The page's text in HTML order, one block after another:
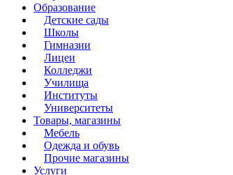
Образование
Детские сады
Школы
Гимназии
Лицеи
Колледжи
Училища
Институты
Университеты
Товары, магазины
Мебель
Одежда и обувь
Прочие магазины
Услуги